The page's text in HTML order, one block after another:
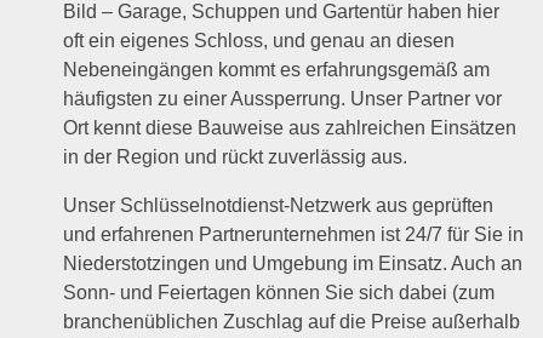
Bild – Garage, Schuppen und Gartentür haben hier
oft ein eigenes Schloss, und genau an diesen
Nebeneingängen kommt es erfahrungsgemäß am
häufigsten zu einer Aussperrung. Unser Partner vor
Ort kennt diese Bauweise aus zahlreichen Einsätzen
in der Region und rückt zuverlässig aus.
Unser Schlüsselnotdienst-Netzwerk aus geprüften
und erfahrenen Partnerunternehmen ist 24/7 für Sie in
Niederstotzingen und Umgebung im Einsatz. Auch an
Sonn- und Feiertagen können Sie sich dabei (zum
branchenüblichen Zuschlag auf die Preise außerhalb